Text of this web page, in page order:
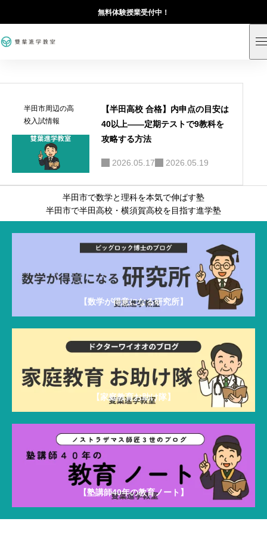
無料体験授業受付中！
半田市周辺の高
校入試情報
【半田高校 合格】内申点の目安は
40以上——定期テストで9教科を
攻略する方法
2026.05.17 2026.05.19
半田市で数学と理科を本気で伸ばす塾
半田市で半田高校・横須賀高校を目指す進学塾
【数学が得意になる研究所】
【家庭教育お助け隊】
【塾講師40年の教育ノート】